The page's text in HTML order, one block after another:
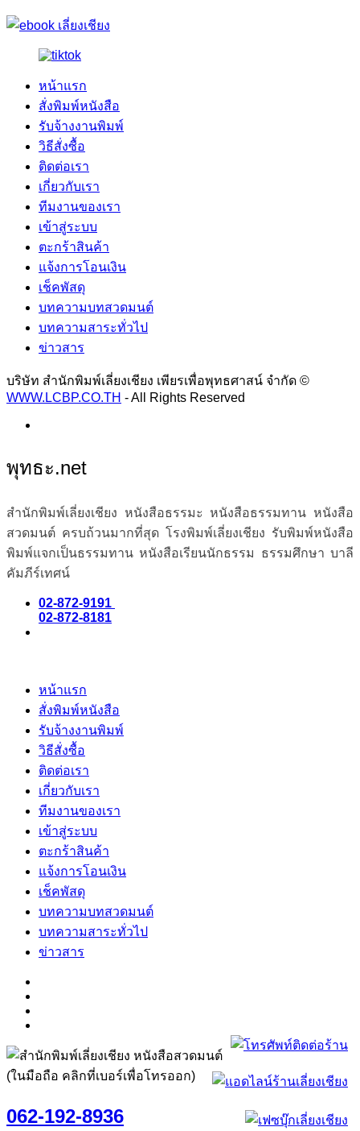
หน้าแรก
สั่งพิมพ์หนังสือ
รับจ้างงานพิมพ์
วิธีสั่งซื้อ
ติดต่อเรา
เกี่ยวกับเรา
ทีมงานของเรา
เข้าสู่ระบบ
ตะกร้าสินค้า
แจ้งการโอนเงิน
เช็คพัสดุ
บทความบทสวดมนต์
บทความสาระทั่วไป
ข่าวสาร
บริษัท สำนักพิมพ์เลี่ยงเชียง เพียรเพื่อพุทธศาสน์ จำกัด ©
WWW.LCBP.CO.TH - All Rights Reserved
พุทธะ.net
สำนักพิมพ์เลี่ยงเชียง หนังสือธรรมะ หนังสือธรรมทาน หนังสือ
สวดมนต์ ครบถ้วนมากที่สุด โรงพิมพ์เลี่ยงเชียง รับพิมพ์หนังสือ
พิมพ์แจกเป็นธรรมทาน หนังสือเรียนนักธรรม ธรรมศึกษา บาลี
คัมภีร์เทศน์
02-872-9191
02-872-8181
หน้าแรก
สั่งพิมพ์หนังสือ
รับจ้างงานพิมพ์
วิธีสั่งซื้อ
ติดต่อเรา
เกี่ยวกับเรา
ทีมงานของเรา
เข้าสู่ระบบ
ตะกร้าสินค้า
แจ้งการโอนเงิน
เช็คพัสดุ
บทความบทสวดมนต์
บทความสาระทั่วไป
ข่าวสาร
(ในมือถือ คลิกที่เบอร์เพื่อโทรออก)
062-192-8936